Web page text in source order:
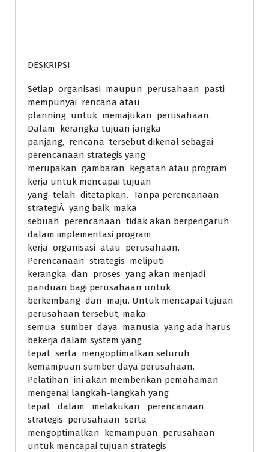
DESKRIPSI
Setiap organisasi maupun perusahaan pasti
mempunyai rencana atau
planning untuk memajukan perusahaan.
Dalam kerangka tujuan jangka
panjang, rencana tersebut dikenal sebagai
perencanaan strategis yang
merupakan gambaran kegiatan atau program
kerja untuk mencapai tujuan
yang telah ditetapkan. Tanpa perencanaan
strategiÂ yang baik, maka
sebuah perencanaan tidak akan berpengaruh
dalam implementasi program
kerja organisasi atau perusahaan.
Perencanaan strategis meliputi
kerangka dan proses yang akan menjadi
panduan bagi perusahaan untuk
berkembang dan maju. Untuk mencapai tujuan
perusahaan tersebut, maka
semua sumber daya manusia yang ada harus
bekerja dalam system yang
tepat serta mengoptimalkan seluruh
kemampuan sumber daya perusahaan.
Pelatihan ini akan memberikan pemahaman
mengenai langkah-langkah yang
tepat dalam melakukan perencanaan
strategis perusahaan serta
mengoptimalkan kemampuan perusahaan
untuk mencapai tujuan strategis